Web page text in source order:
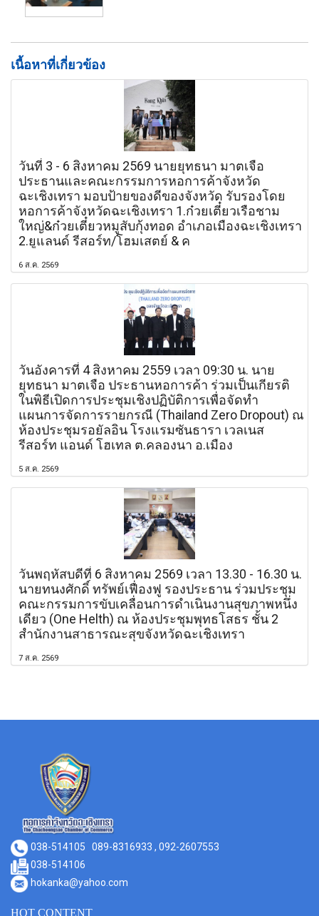
เนื้อหาที่เกี่ยวข้อง
วันที่ 3 - 6 สิงหาคม 2569 นายยุทธนา มาตเจือ
ประธานและคณะกรรมการหอการค้าจังหวัด
ฉะเชิงเทรา มอบป้ายของดีของจังหวัด รับรองโดย
หอการค้าจังหวัดฉะเชิงเทรา 1.ก๋วยเตี๋ยวเรือชาม
ใหญ่&ก๋วยเตี๋ยวหมูสับกุ้งทอด อำเภอเมืองฉะเชิงเทรา
2.ยูแลนด์ รีสอร์ท/โฮมเสตย์ & ค
6 ส.ค. 2569
วันอังคารที่ 4 สิงหาคม 2559 เวลา 09:30 น. นาย
ยุทธนา มาตเจือ ประธานหอการค้า ร่วมเป็นเกียรติ
ในพิธีเปิดการประชุมเชิงปฏิบัติการเพื่อจัดทำ
แผนการจัดการรายกรณี (Thailand Zero Dropout) ณ
ห้องประชุมรอยัลอิน โรงแรมซันธารา เวลเนส
รีสอร์ท แอนด์ โฮเทล ต.คลองนา อ.เมือง
5 ส.ค. 2569
วันพฤหัสบดีที่ 6 สิงหาคม 2569 เวลา 13.30 - 16.30 น.
นายทนงศักดิ์ ทรัพย์เฟื่องฟู รองประธาน ร่วมประชุม
คณะกรรมการขับเคลื่อนการดำเนินงานสุขภาพหนึ่ง
เดียว (One Helth) ณ ห้องประชุมพุทธโสธร ชั้น 2
สำนักงานสาธารณะสุขจังหวัดฉะเชิงเทรา
7 ส.ค. 2569
038-514105 089-8316933 , 092-2607553
038-514106
hokanka@yahoo.com
HOT CONTENT